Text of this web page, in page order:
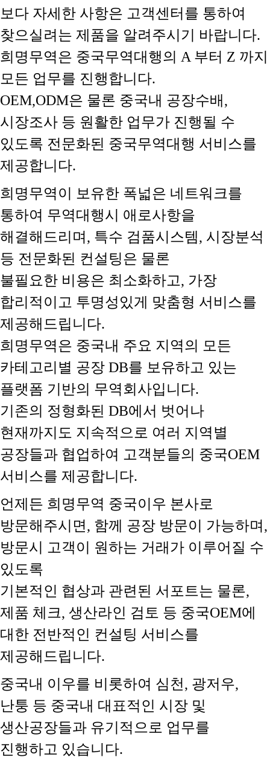
보다 자세한 사항은 고객센터를 통하여
찾으실려는 제품을 알려주시기 바랍니다.
희명무역은 중국무역대행의 A 부터 Z 까지
모든 업무를 진행합니다.
OEM,ODM은 물론 중국내 공장수배,
시장조사 등 원활한 업무가 진행될 수
있도록 전문화된 중국무역대행 서비스를
제공합니다.
희명무역이 보유한 폭넓은 네트워크를
통하여 무역대행시 애로사항을
해결해드리며, 특수 검품시스템, 시장분석
등 전문화된 컨설팅은 물론
불필요한 비용은 최소화하고, 가장
합리적이고 투명성있게 맞춤형 서비스를
제공해드립니다.
희명무역은 중국내 주요 지역의 모든
카테고리별 공장 DB를 보유하고 있는
플랫폼 기반의 무역회사입니다.
기존의 정형화된 DB에서 벗어나
현재까지도 지속적으로 여러 지역별
공장들과 협업하여 고객분들의 중국OEM
서비스를 제공합니다.
언제든 희명무역 중국이우 본사로
방문해주시면, 함께 공장 방문이 가능하며,
방문시 고객이 원하는 거래가 이루어질 수
있도록
기본적인 협상과 관련된 서포트는 물론,
제품 체크, 생산라인 검토 등 중국OEM에
대한 전반적인 컨설팅 서비스를
제공해드립니다.
중국내 이우를 비롯하여 심천, 광저우,
난퉁 등 중국내 대표적인 시장 및
생산공장들과 유기적으로 업무를
진행하고 있습니다.